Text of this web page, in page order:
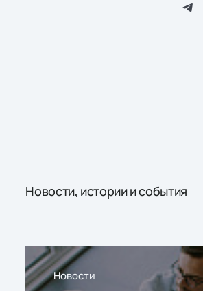
Новости, истории и события
Новости